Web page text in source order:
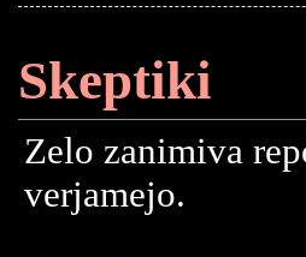
Skeptiki
Zelo zanimiva
verjamejo.